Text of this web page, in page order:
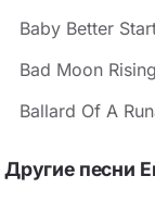
Baby Better
Bad Moon Rising
Ballard Of A
Другие песни